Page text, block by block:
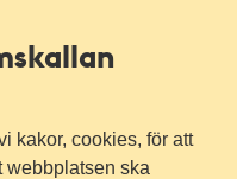
kakor, cookies, för att
webbplatsen ska